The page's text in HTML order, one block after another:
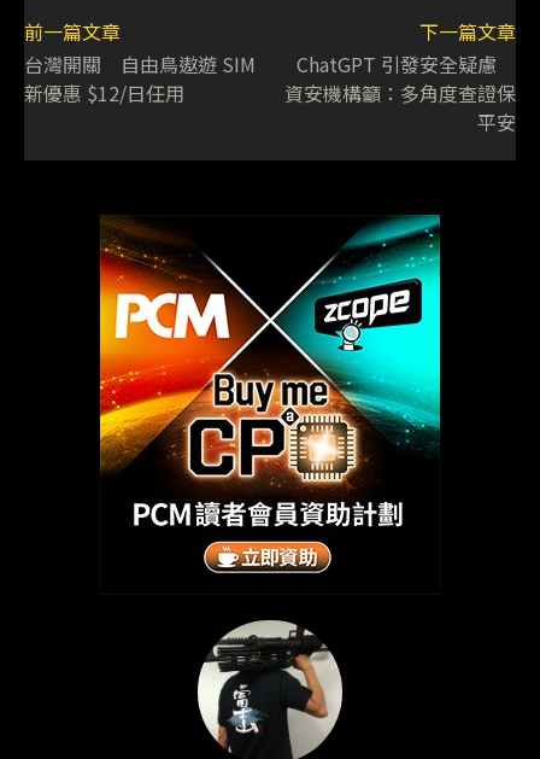
前一篇文章
台灣開關 自由鳥遨遊 SIM
新優惠 $12/日任用
下一篇文章
ChatGPT 引發安全疑慮
資安機構籲：多角度查證保
平安